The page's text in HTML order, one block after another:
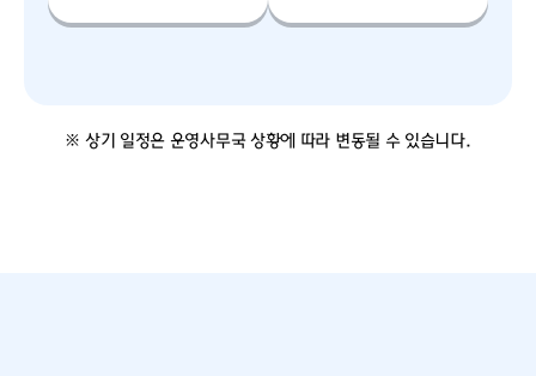
※ 상기 일정은 운영사무국 상황에 따라 변동될 수 있습니다.